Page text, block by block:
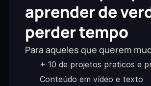
aprender de
perder tempo
Para aqueles que querem
+ 10 de projetos praticos e
Conteúdo em vídeo e texto